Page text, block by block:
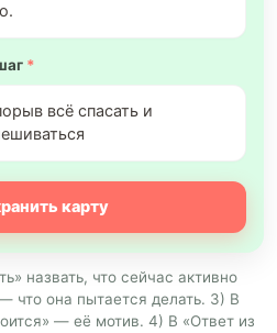
*
всё спасать и
карту
назвать, что сейчас активно
что она пытается делать. 3) В
— её мотив. 4) В «Ответ из